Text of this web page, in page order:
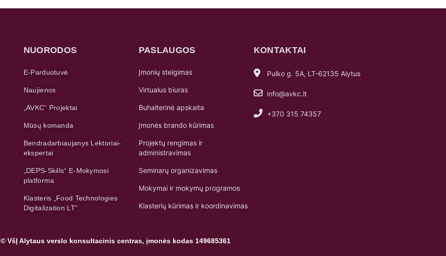
NUORODOS
E-Parduotuvė
Naujienos
„AVKC“ Projektai
Mūsų komanda
Bendradarbiaujanys Lektoriai-
ekspertai
„DEPS-Skills“ E-Mokymosi
platforma
Klasteris „Food Technologies
Digitalization LT“
PASLAUGOS
Įmonių steigimas
Virtualus biuras
Buhalterinė apskaita
Įmonės brando kūrimas
Projektų rengimas ir
administravimas
Seminarų organizavimas
Mokymai ir mokymų programos
Klasterių kūrimas ir koordinavimas
KONTAKTAI
Pulko g. 5A, LT-62135 Alytus
info@avkc.lt
+370 315 74357
© VšĮ Alytaus verslo konsultacinis centras, įmonės kodas 149685361